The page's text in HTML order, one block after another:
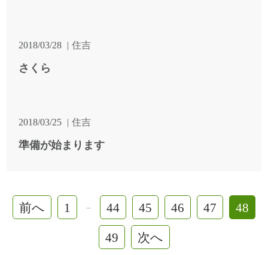
2018/03/28 住吉
さくら
2018/03/25 住吉
準備が始まります
前へ 1 … 44 45 46 47 48
49 次へ